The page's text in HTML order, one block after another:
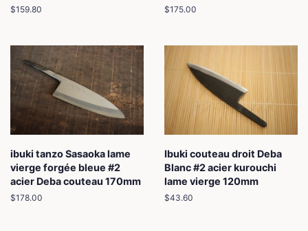
Prix
$159.80
Prix
$175.00
ibuki tanzo Sasaoka lame
vierge forgée bleue #2
acier Deba couteau 170mm
Prix
$178.00
Ibuki couteau droit Deba
Blanc #2 acier kurouchi
lame vierge 120mm
Prix
$43.60